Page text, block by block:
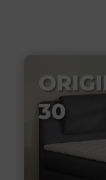
30